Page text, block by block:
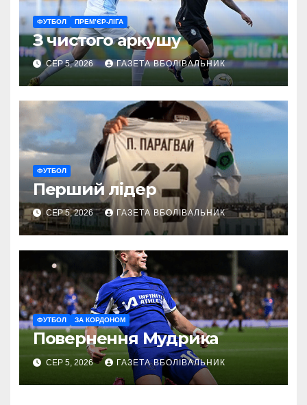
ФУТБОЛ ПРЕМ’ЄР-ЛІГА
З чистого аркушу
СЕР 5, 2026 ГАЗЕТА ВБОЛІВАЛЬНИК
ФУТБОЛ
Перший лідер
СЕР 5, 2026 ГАЗЕТА ВБОЛІВАЛЬНИК
ФУТБОЛ ЗА КОРДОНОМ
Повернення Мудрика
СЕР 5, 2026 ГАЗЕТА ВБОЛІВАЛЬНИК